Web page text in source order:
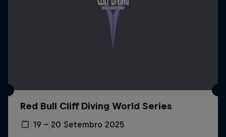
Red Bull Cliff Diving World Series
19 – 20 Setembro 2025